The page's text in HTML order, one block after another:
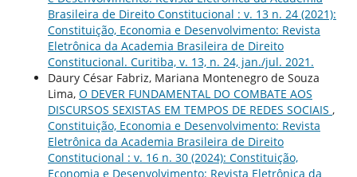
Brasileira de Direito Constitucional : v. 13 n. 24 (2021):
Constituição, Economia e Desenvolvimento: Revista
Eletrônica da Academia Brasileira de Direito
Constitucional. Curitiba, v. 13, n. 24, jan./jul. 2021.
Daury César Fabriz, Mariana Montenegro de Souza
Lima, O DEVER FUNDAMENTAL DO COMBATE AOS
DISCURSOS SEXISTAS EM TEMPOS DE REDES SOCIAIS ,
Constituição, Economia e Desenvolvimento: Revista
Eletrônica da Academia Brasileira de Direito
Constitucional : v. 16 n. 30 (2024): Constituição,
Economia e Desenvolvimento: Revista Eletrônica da